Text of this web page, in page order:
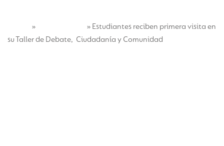
» » Estudiantes reciben primera visita en
su Taller de Debate, Ciudadanía y Comunidad